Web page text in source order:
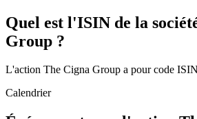
Quel est l'ISIN de la
Group ?
L'action The Cigna Group a pour code
Calendrier